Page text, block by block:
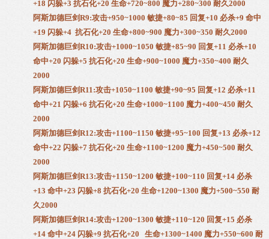
+18 闪躲+3 抗石化+20 生命+720~800 魔力+280~300 耐久2000
阿斯加德巨剑R9:攻击+950~1000 敏捷+80~85 回复+10 必杀+9 命中
+19 闪躲+4 抗石化+20 生命+800~900 魔力+300~350 耐久2000
阿斯加德巨剑R10:攻击+1000~1050 敏捷+85~90 回复+11 必杀+10
命中+20 闪躲+5 抗石化+20 生命+900~1000 魔力+350~400 耐久
2000
阿斯加德巨剑R11:攻击+1050~1100 敏捷+90~95 回复+12 必杀+11
命中+21 闪躲+6 抗石化+20 生命+1000~1100 魔力+400~450 耐久
2000
阿斯加德巨剑R12:攻击+1100~1150 敏捷+95~100 回复+13 必杀+12
命中+22 闪躲+7 抗石化+20 生命+1100~1200 魔力+450~500 耐久
2000
阿斯加德巨剑R13:攻击+1150~1200 敏捷+100~110 回复+14 必杀
+13 命中+23 闪躲+8 抗石化+20 生命+1200~1300 魔力+500~550 耐
久2000
阿斯加德巨剑R14:攻击+1200~1300 敏捷+110~120 回复+15 必杀
+14 命中+24 闪躲+9 抗石化+20 生命+1300~1400 魔力+550~600 耐